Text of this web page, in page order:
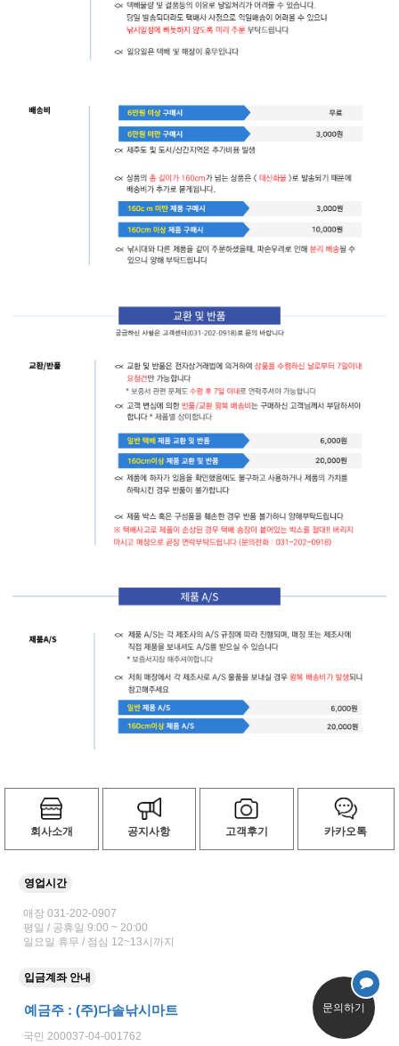
회사소개 공지사항 고객후기 카카오톡
영업시간
매장 031-202-0907
평일 / 공휴일 9:00 ~ 20:00
일요일 휴무 / 점심 12~13시까지
입금계좌 안내
예금주 : (주)다솔낚시마트
국민 200037-04-001762
문의하기